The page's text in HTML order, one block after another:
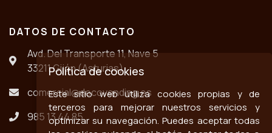
DATOS DE CONTACTO
Avd. Del Transporte 11, Nave 5
33211 Gijón (Asturias)
comercial@decovending.es
985 13 44 85
Política de cookies
Este sitio web utiliza cookies propias y de
terceros para mejorar nuestros servicios y
optimizar su navegación. Puedes aceptar todas